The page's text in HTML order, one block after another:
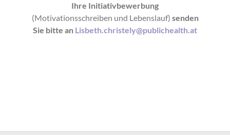
Ihre Initiativbewerbung
(Motivationsschreiben und Lebenslauf) senden
Sie bitte an Lisbeth.christely@publichealth.at